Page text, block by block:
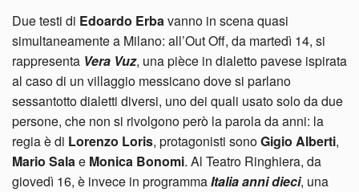
Due testi di Edoardo Erbavanno in scena quasi
simultaneamente a Milano: all’Out Off, da martedì 14, si
rappresenta Vera Vuz, una pièce in dialetto pavese ispirata
al caso di un villaggio messicano dove si parlano
sessantotto dialetti diversi, uno dei quali usato solo da due
persone, che non si rivolgono però la parola da anni: la
regia è di Lorenzo Loris, protagonisti sonoGigio Alberti,
Mario Salae Monica Bonomi. Al Teatro Ringhiera, da
giovedì 16, è invece in programmaItalia anni dieci, una